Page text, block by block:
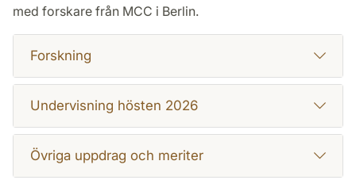
med forskare från MCC i Berlin.
Forskning
Undervisning hösten 2026
Övriga uppdrag och meriter